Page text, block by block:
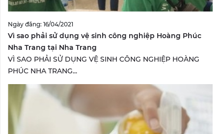
Ngày đăng: 16/04/2021
Vì sao phải sử dụng vệ sinh công nghiệp Hoàng Phúc
Nha Trang tại Nha Trang
VÌ SAO PHẢI SỬ DỤNG VỆ SINH CÔNG NGHIỆP HOÀNG
PHÚC NHA TRANG...